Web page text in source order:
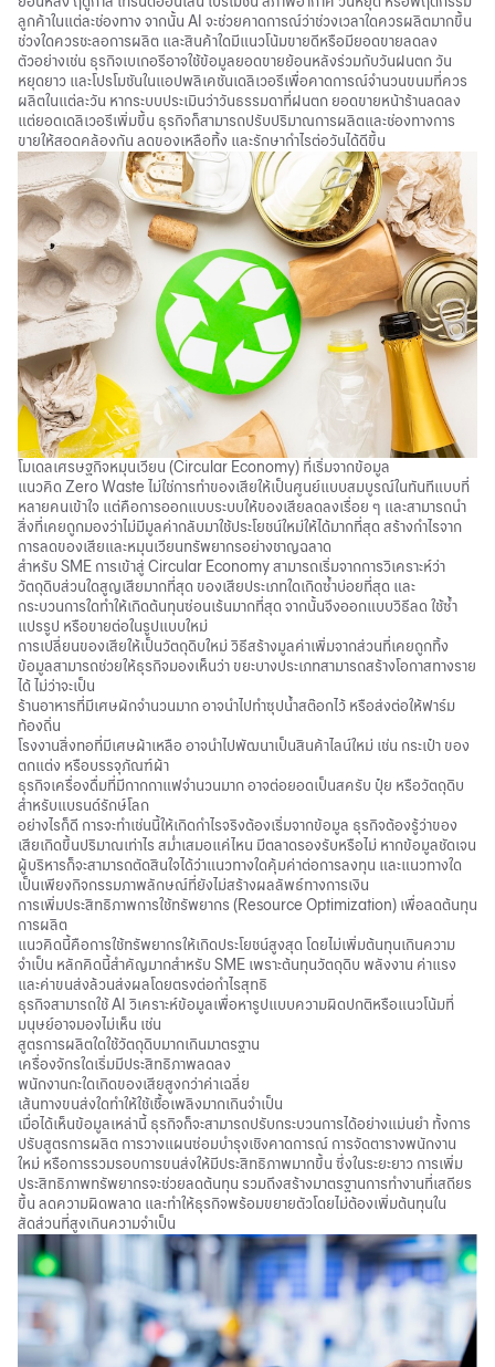
ลูกค้าในแต่ละช่องทาง จากนั้น AI จะช่วยคาดการณ์ว่าช่วงเวลาใดควรผลิตมากขึ้น
ช่วงใดควรชะลอการผลิต และสินค้าใดมีแนวโน้มขายดีหรือมียอดขายลดลง
ตัวอย่างเช่น ธุรกิจเบเกอรีอาจใช้ข้อมูลยอดขายย้อนหลังร่วมกับวันฝนตก วัน
หยุดยาว และโปรโมชันในแอปพลิเคชันเดลิเวอรีเพื่อคาดการณ์จำนวนขนมที่ควร
ผลิตในแต่ละวัน หากระบบประเมินว่าวันธรรมดาที่ฝนตก ยอดขายหน้าร้านลดลง
แต่ยอดเดลิเวอรีเพิ่มขึ้น ธุรกิจก็สามารถปรับปริมาณการผลิตและช่องทางการ
ขายให้สอดคล้องกัน ลดของเหลือทิ้ง และรักษากำไรต่อวันได้ดีขึ้น
โมเดลเศรษฐกิจหมุนเวียน (Circular Economy) ที่เริ่มจากข้อมูล
แนวคิด Zero Waste ไม่ใช่การทำของเสียให้เป็นศูนย์แบบสมบูรณ์ในทันทีแบบที่
หลายคนเข้าใจ แต่คือการออกแบบระบบให้ของเสียลดลงเรื่อย ๆ และสามารถนำ
สิ่งที่เคยถูกมองว่าไม่มีมูลค่ากลับมาใช้ประโยชน์ใหม่ให้ได้มากที่สุด สร้างกำไรจาก
การลดของเสียและหมุนเวียนทรัพยากรอย่างชาญฉลาด
สำหรับ SME การเข้าสู่Circular Economyสามารถเริ่มจากการวิเคราะห์ว่า
วัตถุดิบส่วนใดสูญเสียมากที่สุด ของเสียประเภทใดเกิดซ้ำบ่อยที่สุด และ
กระบวนการใดทำให้เกิดต้นทุนซ่อนเร้นมากที่สุด จากนั้นจึงออกแบบวิธีลด ใช้ซ้ำ
แปรรูป หรือขายต่อในรูปแบบใหม่
การเปลี่ยนของเสียให้เป็นวัตถุดิบใหม่ วิธีสร้างมูลค่าเพิ่มจากส่วนที่เคยถูกทิ้ง
ข้อมูลสามารถช่วยให้ธุรกิจมองเห็นว่า ขยะบางประเภทสามารถสร้างโอกาสทางราย
ได้ ไม่ว่าจะเป็น
ร้านอาหารที่มีเศษผักจำนวนมาก อาจนำไปทำซุปน้ำสต๊อกไว้ หรือส่งต่อให้ฟาร์ม
ท้องถิ่น
โรงงานสิ่งทอที่มีเศษผ้าเหลือ อาจนำไปพัฒนาเป็นสินค้าไลน์ใหม่ เช่น กระเป๋า ของ
ตกแต่ง หรือบรรจุภัณฑ์ผ้า
ธุรกิจเครื่องดื่มที่มีกากกาแฟจำนวนมาก อาจต่อยอดเป็นสครับ ปุ๋ย หรือวัตถุดิบ
สำหรับแบรนด์รักษ์โลก
อย่างไรก็ดี การจะทำเช่นนี้ให้เกิดกำไรจริงต้องเริ่มจากข้อมูล ธุรกิจต้องรู้ว่าของ
เสียเกิดขึ้นปริมาณเท่าไร สม่ำเสมอแค่ไหน มีตลาดรองรับหรือไม่ หากข้อมูลชัดเจน
ผู้บริหารก็จะสามารถตัดสินใจได้ว่าแนวทางใดคุ้มค่าต่อการลงทุน และแนวทางใด
เป็นเพียงกิจกรรมภาพลักษณ์ที่ยังไม่สร้างผลลัพธ์ทางการเงิน
การเพิ่มประสิทธิภาพการใช้ทรัพยากร (Resource Optimization) เพื่อลดต้นทุน
การผลิต
แนวคิดนี้คือการใช้ทรัพยากรให้เกิดประโยชน์สูงสุด โดยไม่เพิ่มต้นทุนเกินความ
จำเป็น หลักคิดนี้สำคัญมากสำหรับ SME เพราะต้นทุนวัตถุดิบ พลังงาน ค่าแรง
และค่าขนส่งล้วนส่งผลโดยตรงต่อกำไรสุทธิ
ธุรกิจสามารถใช้ AI วิเคราะห์ข้อมูลเพื่อหารูปแบบความผิดปกติหรือแนวโน้มที่
มนุษย์อาจมองไม่เห็น เช่น
สูตรการผลิตใดใช้วัตถุดิบมากเกินมาตรฐาน
เครื่องจักรใดเริ่มมีประสิทธิภาพลดลง
พนักงานกะใดเกิดของเสียสูงกว่าค่าเฉลี่ย
เส้นทางขนส่งใดทำให้ใช้เชื้อเพลิงมากเกินจำเป็น
เมื่อได้เห็นข้อมูลเหล่านี้ ธุรกิจก็จะสามารถปรับกระบวนการได้อย่างแม่นยำ ทั้งการ
ปรับสูตรการผลิต การวางแผนซ่อมบำรุงเชิงคาดการณ์ การจัดตารางพนักงาน
ใหม่ หรือการรวมรอบการขนส่งให้มีประสิทธิภาพมากขึ้น ซึ่งในระยะยาว การเพิ่ม
ประสิทธิภาพทรัพยากรจะช่วยลดต้นทุน รวมถึงสร้างมาตรฐานการทำงานที่เสถียร
ขึ้น ลดความผิดพลาด และทำให้ธุรกิจพร้อมขยายตัวโดยไม่ต้องเพิ่มต้นทุนใน
สัดส่วนที่สูงเกินความจำเป็น